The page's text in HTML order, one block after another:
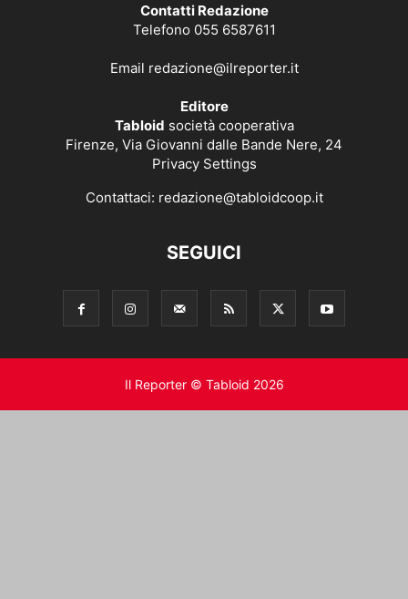
Contatti Redazione
Telefono 055 6587611
Email redazione@ilreporter.it
Editore
Tabloid società cooperativa
Firenze, Via Giovanni dalle Bande Nere, 24
Privacy Settings
Contattaci: redazione@tabloidcoop.it
SEGUICI
Il Reporter © Tabloid 2026